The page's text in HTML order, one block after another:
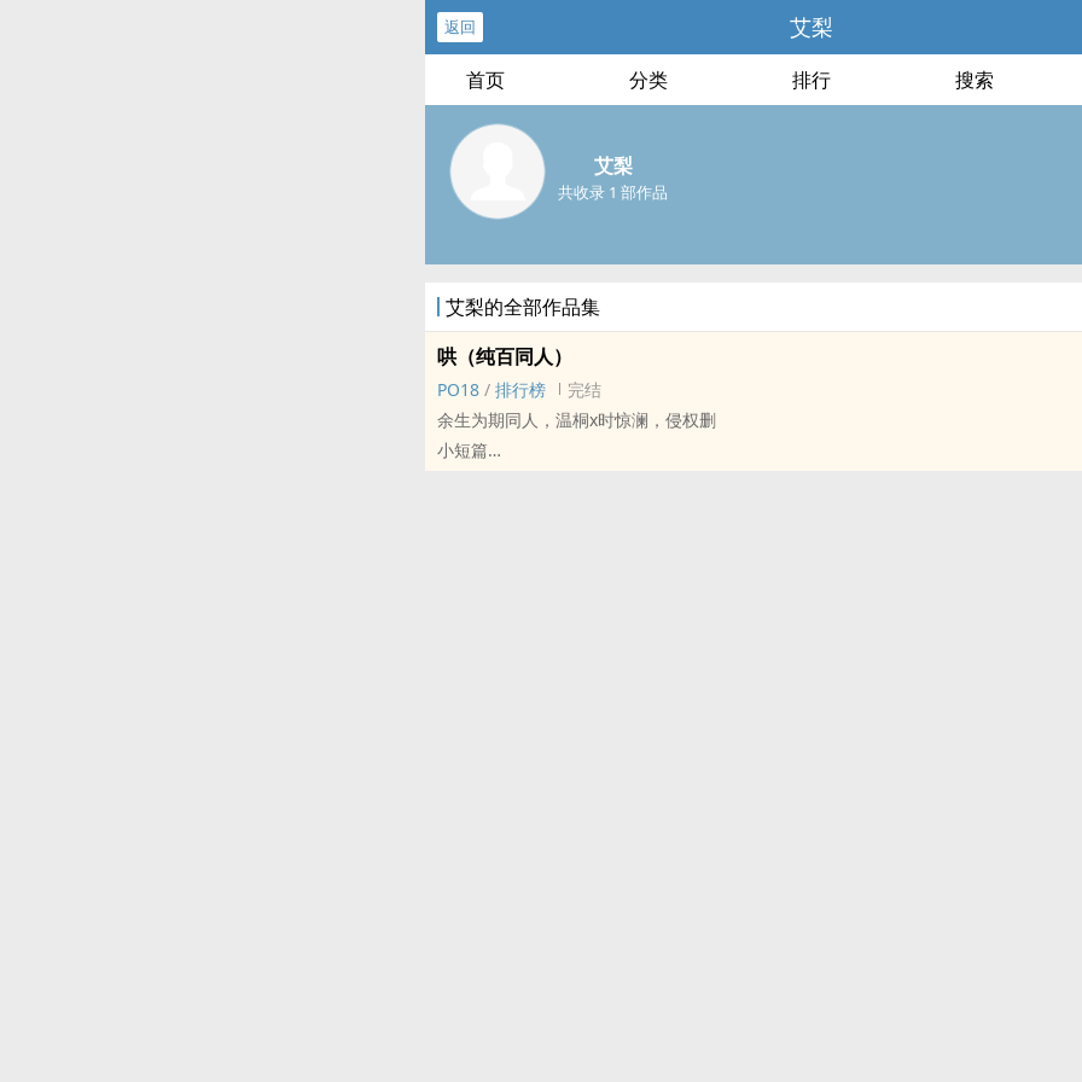
返回 艾梨
首页 分类 排行 搜索
艾梨
共收录 1 部作品
艾梨的全部作品集
哄（纯百同人）
PO18 / 排行榜
完结
余生为期同人，温桐x时惊澜，侵权删
小短篇